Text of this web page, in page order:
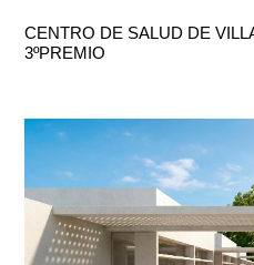
CENTRO DE SALUD DE
3ºPREMIO